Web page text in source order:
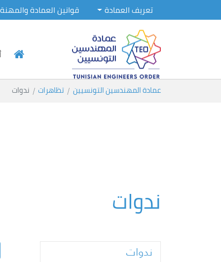
Skip to main content
تعريف العمادة قوانين العمادة والمهنة
You are here:
عمادة المهندسين التونسيين تظاهرات ندوات
ندوات
ندوات
(current)